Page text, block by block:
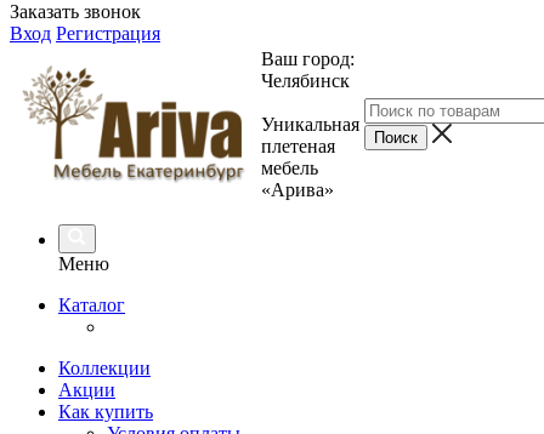
Заказать звонок
Вход Регистрация
Ваш город:
Челябинск
Уникальная
плетеная
мебель
«Арива»
Меню
Каталог
Коллекции
Акции
Как купить